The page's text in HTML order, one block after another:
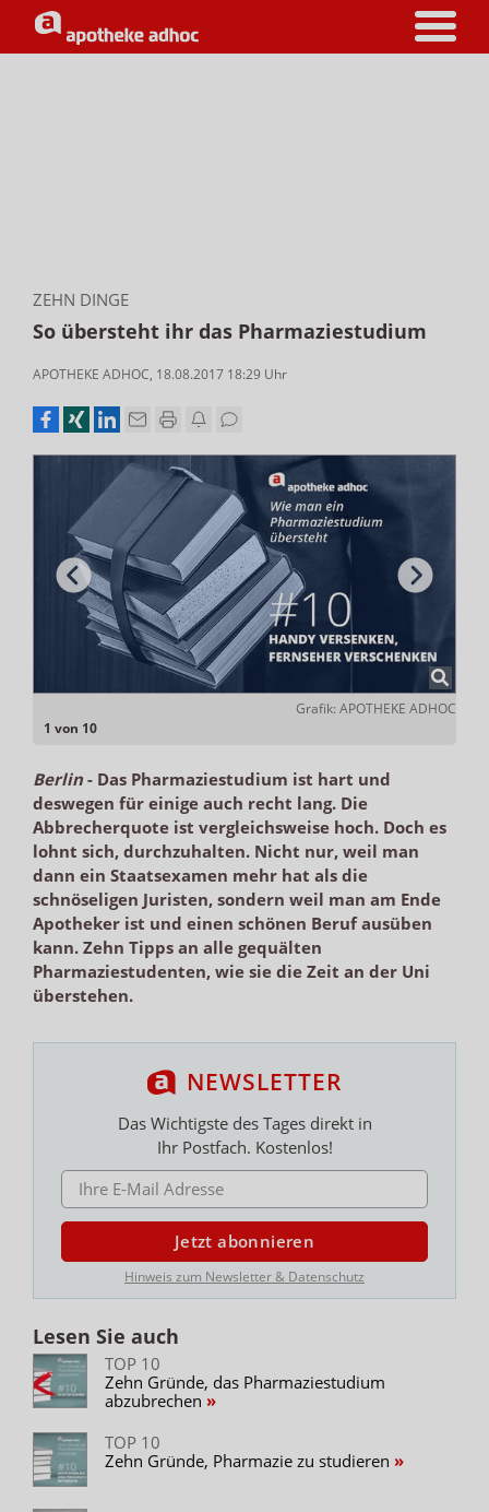
ZEHN DINGE
So übersteht ihr das Pharmaziestudium
APOTHEKE ADHOC, 18.08.2017 18:29 Uhr
1 von 10
Grafik: APOTHEKE ADHOC
Berlin- Das Pharmaziestudium ist hart und
deswegen für einige auch recht lang. Die
Abbrecherquote ist vergleichsweise hoch. Doch es
lohnt sich, durchzuhalten. Nicht nur, weil man
dann ein Staatsexamen mehr hat als die
schnöseligen Juristen, sondern weil man am Ende
Apotheker ist und einen schönen Beruf ausüben
kann. Zehn Tipps an alle gequälten
Pharmaziestudenten, wie sie die Zeit an der Uni
überstehen.
NEWSLETTER
Das Wichtigste des Tages direkt in
Ihr Postfach. Kostenlos!
E-MAIL ADRESSE
Jetzt abonnieren
Hinweis zum Newsletter & Datenschutz
Lesen Sie auch
TOP 10
Zehn Gründe, das Pharmaziestudium
abzubrechen
TOP 10
Zehn Gründe, Pharmazie zu studieren